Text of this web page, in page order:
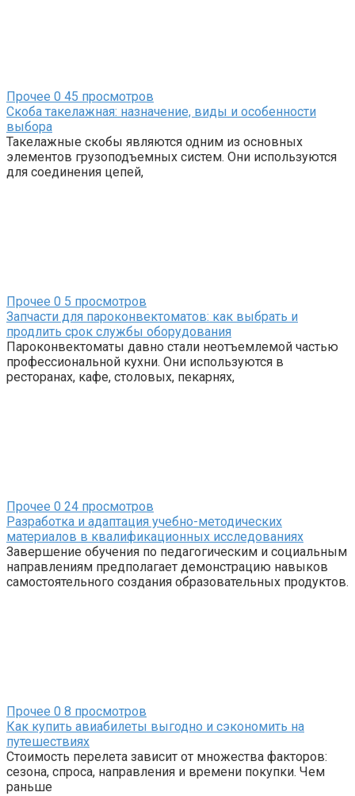
Прочее 0 45 просмотров
Скоба такелажная: назначение, виды и особенности
выбора
Такелажные скобы являются одним из основных
элементов грузоподъемных систем. Они используются
для соединения цепей,
Прочее 0 5 просмотров
Запчасти для пароконвектоматов: как выбрать и
продлить срок службы оборудования
Пароконвектоматы давно стали неотъемлемой частью
профессиональной кухни. Они используются в
ресторанах, кафе, столовых, пекарнях,
Прочее 0 24 просмотров
Разработка и адаптация учебно-методических
материалов в квалификационных исследованиях
Завершение обучения по педагогическим и социальным
направлениям предполагает демонстрацию навыков
самостоятельного создания образовательных продуктов.
Прочее 0 8 просмотров
Как купить авиабилеты выгодно и сэкономить на
путешествиях
Стоимость перелета зависит от множества факторов:
сезона, спроса, направления и времени покупки. Чем
раньше